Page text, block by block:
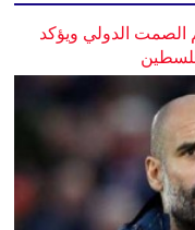
الصمت الدولي ويؤكد